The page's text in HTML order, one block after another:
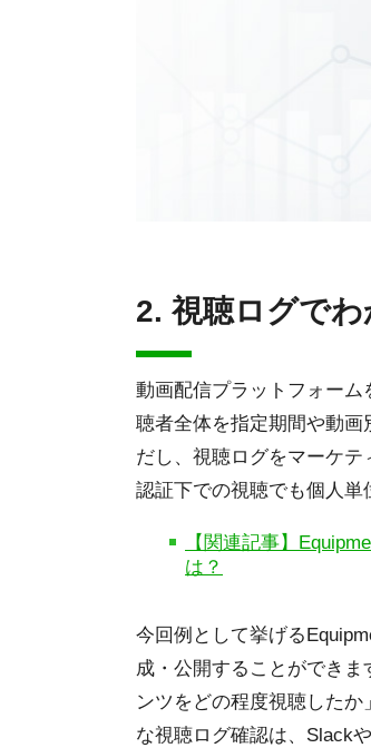
2. 視聴ログでわ
動画配信プラットフォー
聴者全体を指定期間や動
だし、視聴ログをマーケ
認証下での視聴でも個人単
【関連記事】
は？
今回例として挙げる
成・公開することができ
ンツをどの程度視聴した
な視聴ログ確認は、Slack